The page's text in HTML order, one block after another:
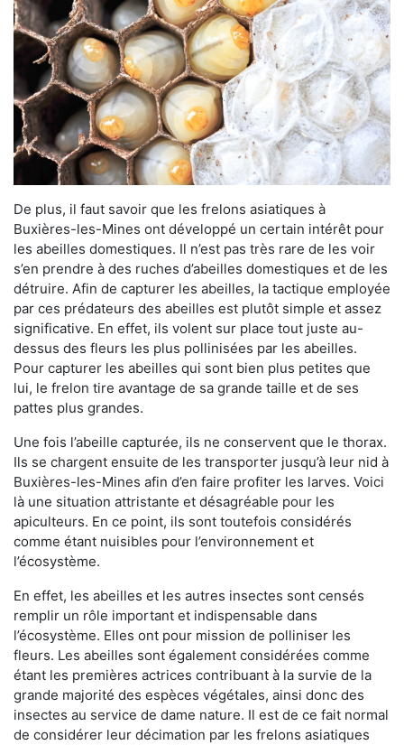
De plus, il faut savoir que les frelons asiatiques à
Buxières-les-Mines ont développé un certain intérêt pour
les abeilles domestiques. Il n’est pas très rare de les voir
s’en prendre à des ruches d’abeilles domestiques et de les
détruire. Afin de capturer les abeilles, la tactique employée
par ces prédateurs des abeilles est plutôt simple et assez
significative. En effet, ils volent sur place tout juste au-
dessus des fleurs les plus pollinisées par les abeilles.
Pour capturer les abeilles qui sont bien plus petites que
lui, le frelon tire avantage de sa grande taille et de ses
pattes plus grandes.
Une fois l’abeille capturée, ils ne conservent que le thorax.
Ils se chargent ensuite de les transporter jusqu’à leur nid à
Buxières-les-Mines afin d’en faire profiter les larves. Voici
là une situation attristante et désagréable pour les
apiculteurs. En ce point, ils sont toutefois considérés
comme étant nuisibles pour l’environnement et
l’écosystème.
En effet, les abeilles et les autres insectes sont censés
remplir un rôle important et indispensable dans
l’écosystème. Elles ont pour mission de polliniser les
fleurs. Les abeilles sont également considérées comme
étant les premières actrices contribuant à la survie de la
grande majorité des espèces végétales, ainsi donc des
insectes au service de dame nature. Il est de ce fait normal
de considérer leur décimation par les frelons asiatiques